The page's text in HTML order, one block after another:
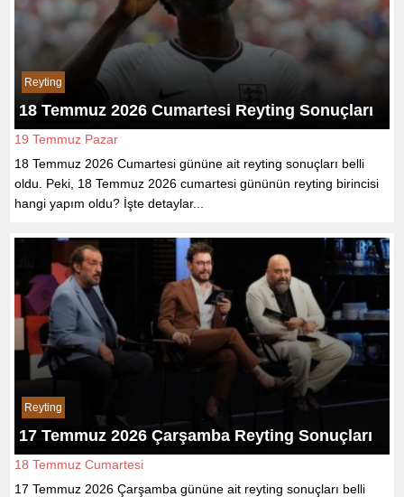
Reyting
18 Temmuz 2026 Cumartesi Reyting Sonuçları
19 Temmuz Pazar
18 Temmuz 2026 Cumartesi gününe ait reyting sonuçları belli
oldu. Peki, 18 Temmuz 2026 cumartesi gününün reyting birincisi
hangi yapım oldu? İşte detaylar...
Reyting
17 Temmuz 2026 Çarşamba Reyting Sonuçları
18 Temmuz Cumartesi
17 Temmuz 2026 Çarşamba gününe ait reyting sonuçları belli